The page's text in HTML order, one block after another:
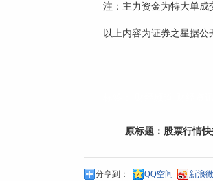
注：主力资金为特大单成
以上内容为证券之星据公
原标题： 股票行情
分享到： QQ空间 新浪